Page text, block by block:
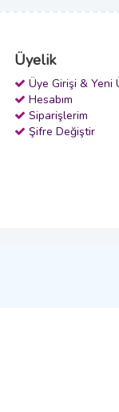
Üyelik
Üye Girişi & Yeni
Hesabım
Siparişlerim
Şifre Değiştir